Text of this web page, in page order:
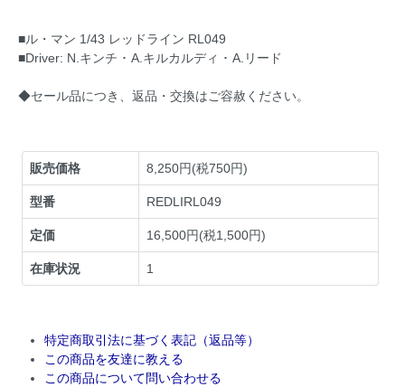
■ル・マン 1/43 レッドライン RL049
■Driver: N.キンチ ･ A.キルカルディ ･ A.リード
◆セール品につき、返品・交換はご容赦ください。
販売価格 8,250円(税750円)
型番 REDLIRL049
定価 16,500円(税1,500円)
在庫状況 1
特定商取引法に基づく表記（返品等）
この商品を友達に教える
この商品について問い合わせる